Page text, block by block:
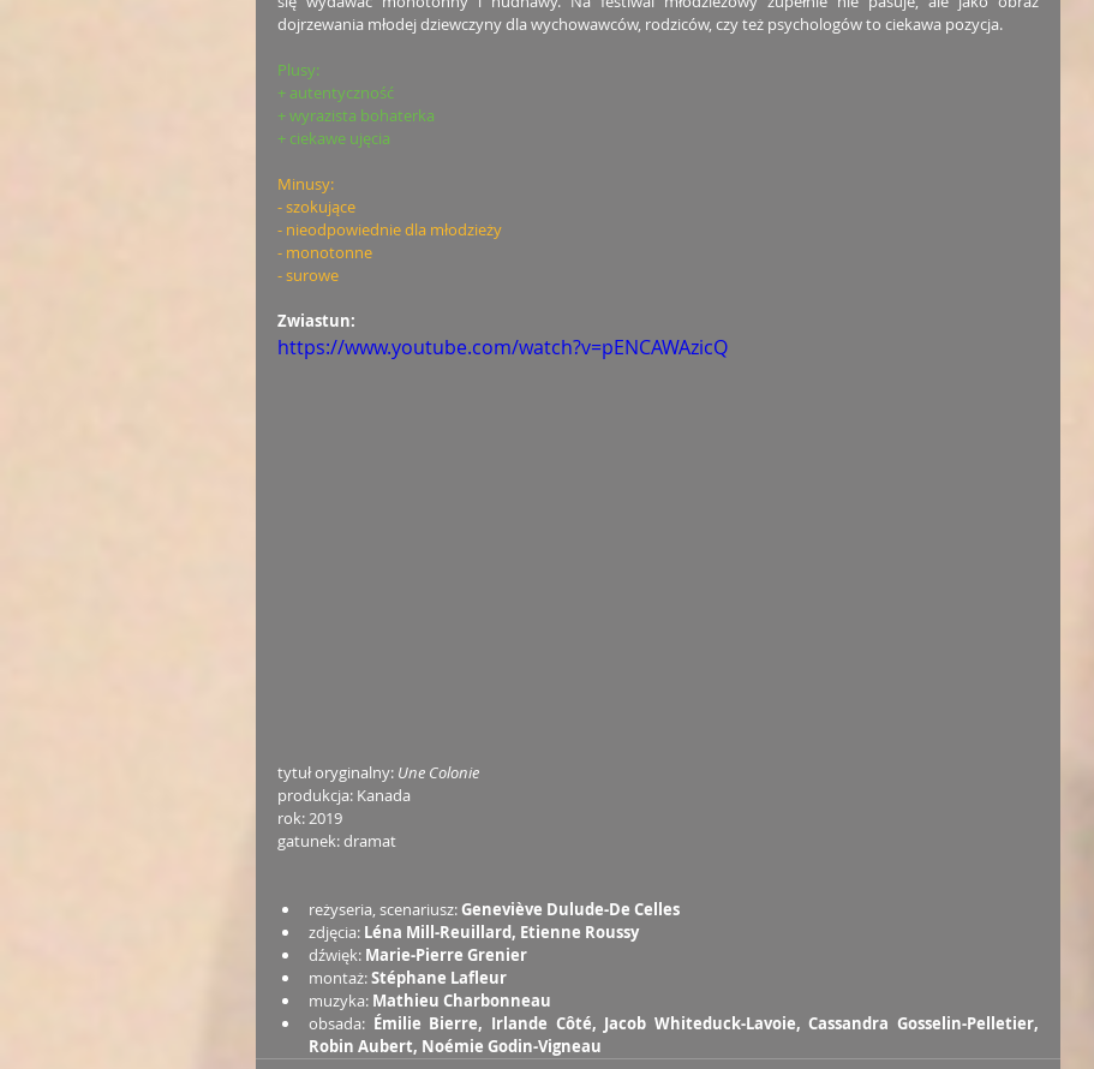
dojrzewania młodej dziewczyny dla wychowawców, rodziców, czy też psychologów to ciekawa pozycja.
Plusy:
+ autentyczność
+ wyrazista bohaterka
+ ciekawe ujęcia
Minusy:
- szokujące
- nieodpowiednie dla młodzieży
- monotonne
- surowe
Zwiastun:
https://www.youtube.com/watch?v=pENCAWAzicQ
tytuł oryginalny: Une Colonie
produkcja: Kanada
rok: 2019
gatunek: dramat
reżyseria, scenariusz: Geneviève Dulude-De Celles
zdjęcia: Léna Mill-Reuillard, Etienne Roussy
dźwięk: Marie-Pierre Grenier
montaż: Stéphane Lafleur
muzyka: Mathieu Charbonneau
obsada: Émilie Bierre, Irlande Côté, Jacob Whiteduck-Lavoie, Cassandra Gosselin-Pelletier,
Robin Aubert, Noémie Godin-Vigneau